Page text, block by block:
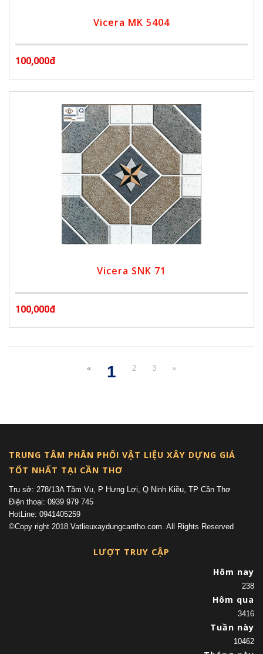
Vicera MK 5404
100,000đ
Vicera SNK 71
100,000đ
«
1
2 3 »
TRUNG TÂM PHÂN PHỐI VẬT LIỆU XÂY DỰNG GIÁ
TỐT NHẤT TẠI CẦN THƠ
Trụ sở: 278/13A Tầm Vu, P Hưng Lợi, Q Ninh Kiều, TP Cần Thơ
Điện thoại: 0939 979 745
HotLine: 0941405259
©Copy right 2018 Vatlieuxaydungcantho.com. All Rights Reserved
LƯỢT TRUY CẬP
Hôm nay
238
Hôm qua
3416
Tuần này
10462